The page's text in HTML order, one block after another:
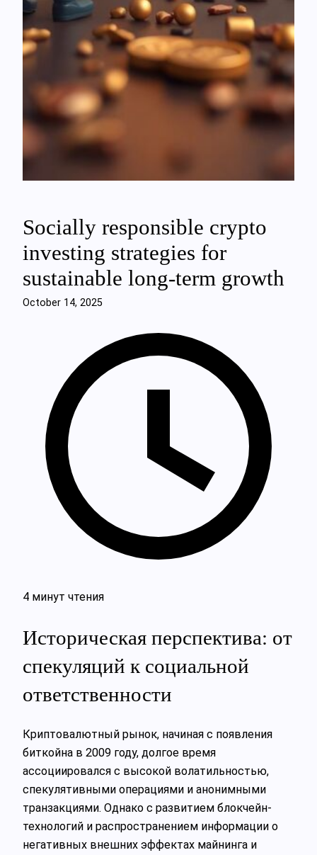
Socially responsible crypto
investing strategies for
sustainable long-term growth
October 14, 2025
4 минут чтения
Историческая перспектива: от
спекуляций к социальной
ответственности
Криптовалютный рынок, начиная с появления
биткойна в 2009 году, долгое время
ассоциировался с высокой волатильностью,
спекулятивными операциями и анонимными
транзакциями. Однако с развитием блокчейн-
технологий и распространением информации о
негативных внешних эффектах майнинга и